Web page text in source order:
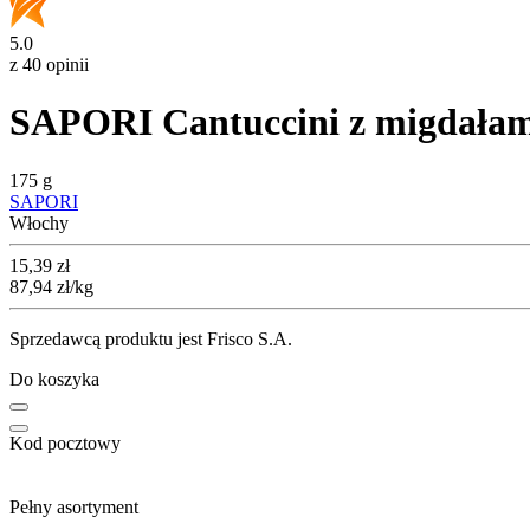
5.0
z 40 opinii
SAPORI Cantuccini z
175 g
SAPORI
Włochy
Cena
15,39 zł
87,94 zł/kg
Sprzedawcą produktu jest Frisco S.A.
Do koszyka
Kod pocztowy
Pełny asortyment